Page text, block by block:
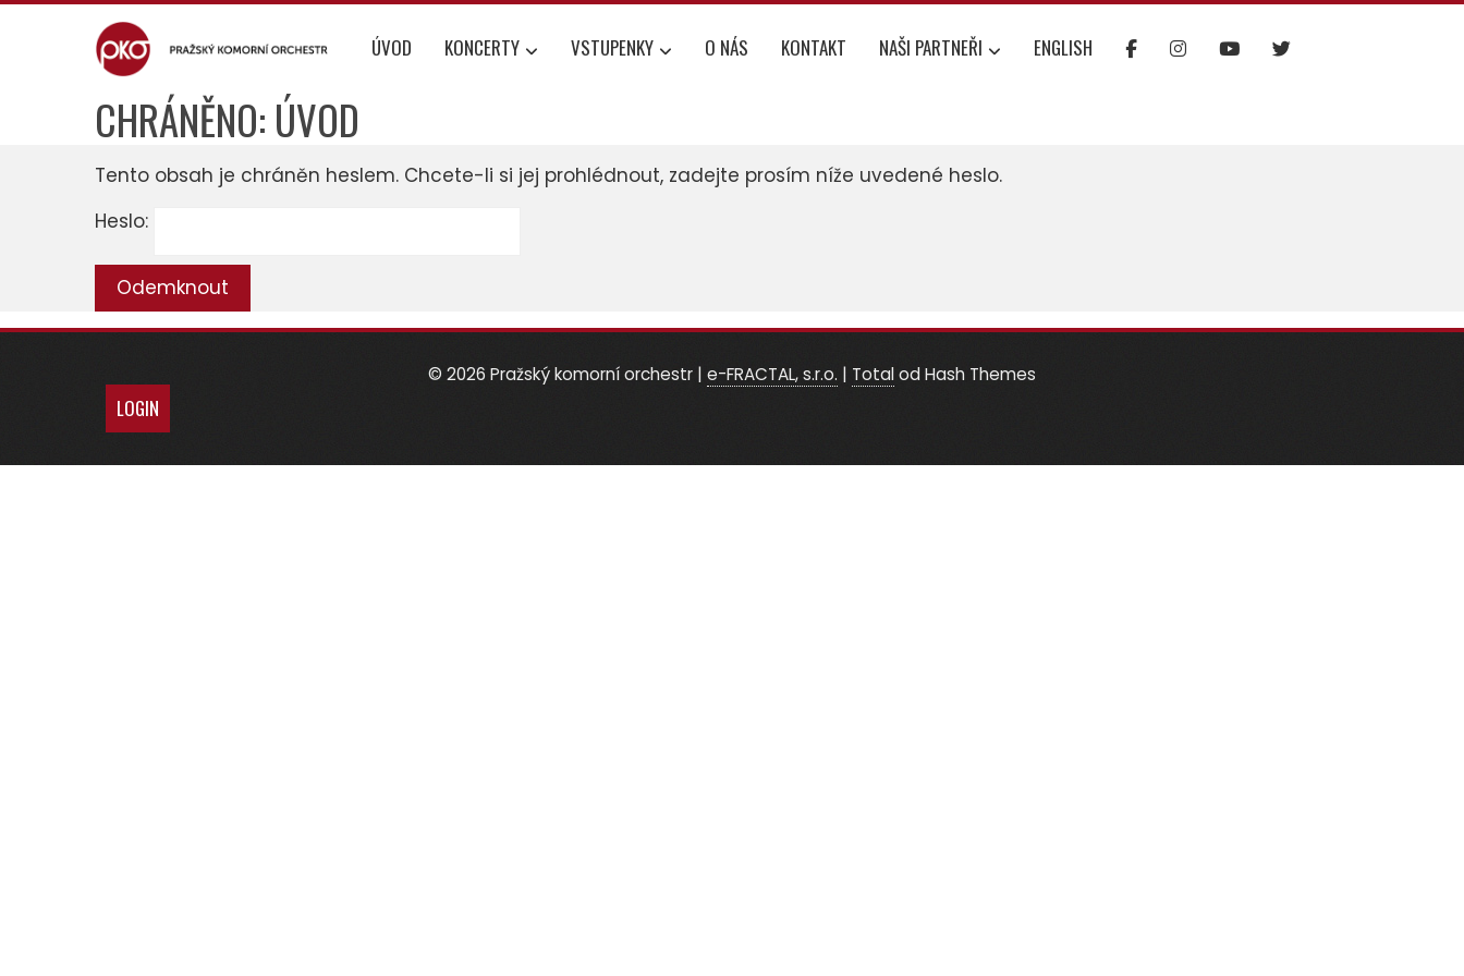
Skip
ÚVOD KONCERTY VSTUPENKY O NÁS KONTAKT NAŠI PARTNEŘI ENGLISH
CHRÁNĚNO: ÚVOD
Tento obsah je chráněn heslem. Chcete-li si jej prohlédnout, zadejte prosím níže uvedené heslo.
Heslo:
© 2026 Pražský komorní orchestr | e-FRACTAL, s.r.o. | Totalod Hash Themes
LOGIN